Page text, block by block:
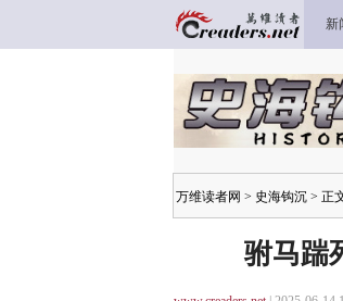
新
万维读者网 > 史海钩沉 > 正
驸马踹